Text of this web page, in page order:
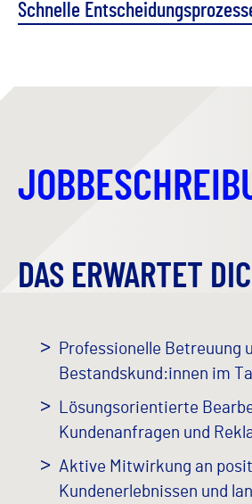
Schnelle
DAS ERWARTET
Professionelle Betreuung
Bestandskund:innen im
Lösungsorientierte
Kundenanfragen und
Aktive Mitwirkung an
Kundenerlebnissen und